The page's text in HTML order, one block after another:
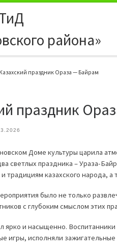
района»
Казахский праздник Ораза — Байрам
праздник
Доме культуры царила
светлых праздника – Ураза-
традициям казахского народа,
было не только
с глубоким смыслом этих
ярко и насыщенно.
игры, исполняли